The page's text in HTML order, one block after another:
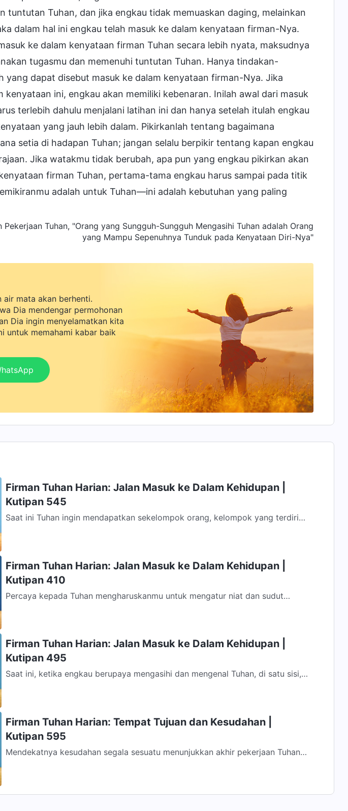
tuntutan Tuhan, dan jika engkau tidak memuaskan daging, melainkan
dalam hal ini engkau telah masuk ke dalam kenyataan firman-Nya.
ke dalam kenyataan firman Tuhan secara lebih nyata, maksudnya
tugasmu dan memenuhi tuntutan Tuhan. Hanya tindakan-
yang dapat disebut masuk ke dalam kenyataan firman-Nya. Jika
kenyataan ini, engkau akan memiliki kebenaran. Inilah awal dari masuk
terlebih dahulu menjalani latihan ini dan hanya setelah itulah engkau
yang jauh lebih dalam. Pikirkanlah tentang bagaimana
setia di hadapan Tuhan; jangan selalu berpikir tentang kapan engkau
Jika watakmu tidak berubah, apa pun yang engkau pikirkan akan
firman Tuhan, pertama-tama engkau harus sampai pada titik
adalah untuk Tuhan—ini adalah kebutuhan yang paling
Tuhan, "Orang yang Sungguh-Sungguh Mengasihi Tuhan adalah Orang
yang Mampu Sepenuhnya Tunduk pada Kenyataan Diri-Nya"
air mata akan berhenti.
Dia mendengar permohonan
Dia ingin menyelamatkan kita
untuk memahami kabar baik
Firman Tuhan Harian: Jalan Masuk ke Dalam Kehidupan |
Kutipan 545
Saat ini Tuhan ingin mendapatkan sekelompok orang, kelompok yang terdiri
Firman Tuhan Harian: Jalan Masuk ke Dalam Kehidupan |
Kutipan 410
Percaya kepada Tuhan mengharuskanmu untuk mengatur niat dan sudut
Firman Tuhan Harian: Jalan Masuk ke Dalam Kehidupan |
Kutipan 495
Saat ini, ketika engkau berupaya mengasihi dan mengenal Tuhan, di satu sisi,
Firman Tuhan Harian: Tempat Tujuan dan Kesudahan |
Kutipan 595
Mendekatnya kesudahan segala sesuatu menunjukkan akhir pekerjaan Tuhan